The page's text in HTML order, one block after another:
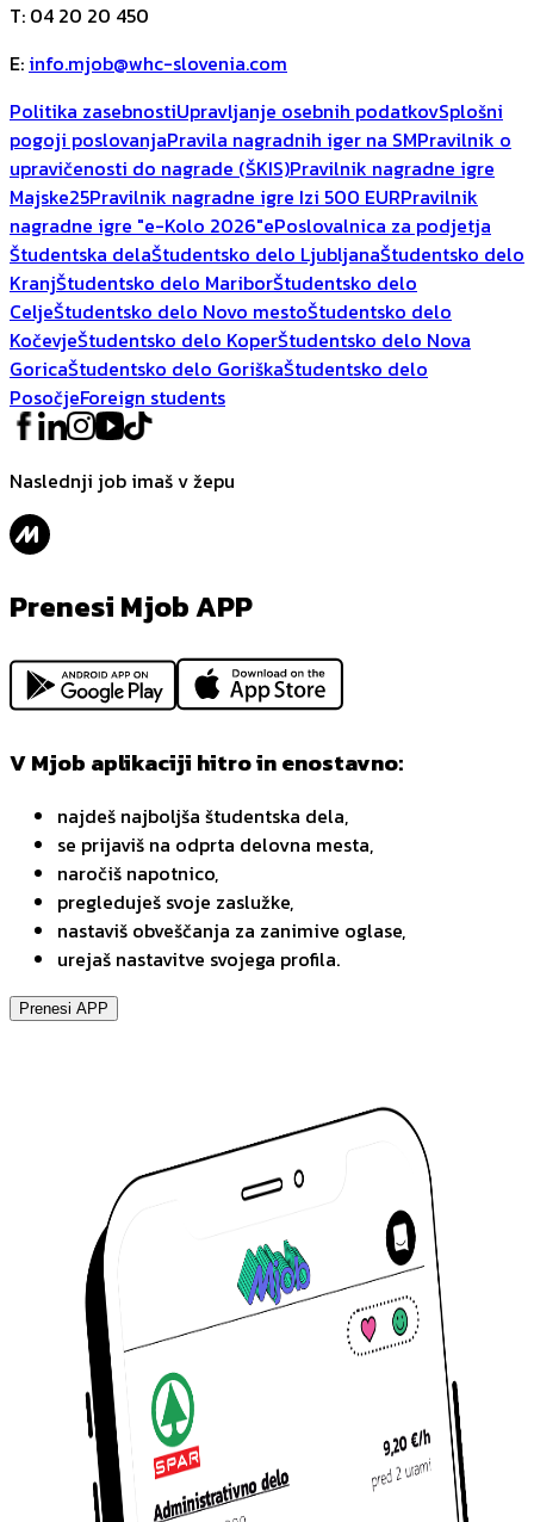
T: 04 20 20 450
E: info.mjob@whc-slovenia.com
Politika zasebnostiUpravljanje osebnih podatkovSplošni
pogoji poslovanjaPravila nagradnih iger na SMPravilnik o
upravičenosti do nagrade (ŠKIS)Pravilnik nagradne igre
Majske25Pravilnik nagradne igre Izi 500 EURPravilnik
nagradne igre "e-Kolo 2026"ePoslovalnica za podjetja
Študentska delaŠtudentsko delo LjubljanaŠtudentsko delo
KranjŠtudentsko delo MariborŠtudentsko delo
CeljeŠtudentsko delo Novo mestoŠtudentsko delo
KočevjeŠtudentsko delo KoperŠtudentsko delo Nova
GoricaŠtudentsko delo GoriškaŠtudentsko delo
PosočjeForeign students
Naslednji job imaš v žepu
Prenesi Mjob APP
V Mjob aplikaciji hitro in enostavno:
najdeš najboljša študentska dela,
se prijaviš na odprta delovna mesta,
naročiš napotnico,
pregleduješ svoje zaslužke,
nastaviš obveščanja za zanimive oglase,
urejaš nastavitve svojega profila.
Prenesi APP